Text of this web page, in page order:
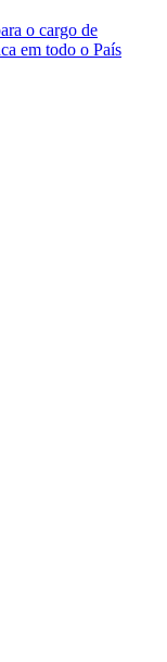
o cargo de
em todo o País